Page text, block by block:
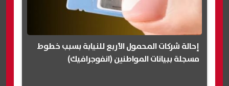
إحالة شركات المحمول الأربع للنيابة بسبب خطوط
مسجلة ببيانات المواطنين (انفوجرافيك)